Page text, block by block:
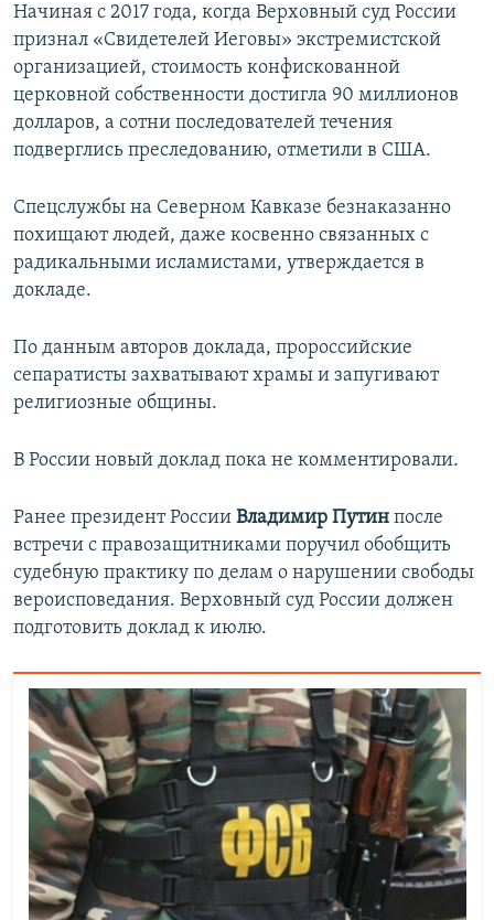
Начиная с 2017 года, когда Верховный суд России
признал «Свидетелей Иеговы» экстремистской
организацией, стоимость конфискованной
церковной собственности достигла 90 миллионов
долларов, а сотни последователей течения
подверглись преследованию, отметили в США.
Спецслужбы на Северном Кавказе безнаказанно
похищают людей, даже косвенно связанных с
радикальными исламистами, утверждается в
докладе.
По данным авторов доклада, пророссийские
сепаратисты захватывают храмы и запугивают
религиозные общины.
В России новый доклад пока не комментировали.
Ранее президент России Владимир Путин после
встречи с правозащитниками поручил обобщить
судебную практику по делам о нарушении свободы
вероисповедания. Верховный суд России должен
подготовить доклад к июлю.